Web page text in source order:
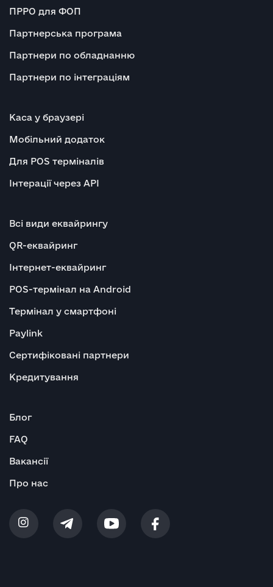
ПРРО для ФОП
Партнерська програма
Партнери по обладнанню
Партнери по інтеграціям
Каса у браузері
Мобільний додаток
Для POS терміналів
Інтерації через API
Всі види еквайрингу
QR-еквайринг
Інтернет-еквайринг
POS-термінал на Android
Термінал у смартфоні
Paylink
Сертифіковані партнери
Кредитування
Блог
FAQ
Вакансії
Про нас